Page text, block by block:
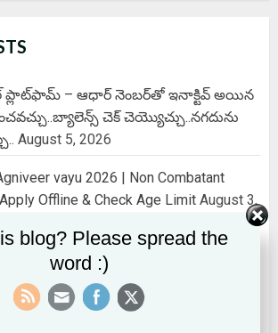
ప్లాట్‌ఫామ్‌ – ఆధార్ నెంబర్‌తో ఇనాక్టివ్ అయిన
చెక్ చెయ్యొచ్చు..నగదును
August 5, 2026
vayu 2026 | Non Combatant
Offline & Check Age Limit August 3,
: విద్యుత్ సమస్యలపై వాట్సప్‌లో ఫిర్యాదు
కు ఒక్క మెస్సేజ్ చేస్తే చాలు..
blog? Please spread the
word :)